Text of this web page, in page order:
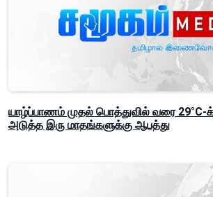
யாழ்ப்பாணம் முதல் பொத்துவில் வரை 29°C-
அடுத்த இரு மாதங்களுக்கு ஆபத்து